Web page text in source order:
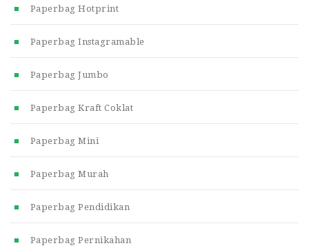
Paperbag Hotprint
Paperbag Instagramable
Paperbag Jumbo
Paperbag Kraft Coklat
Paperbag Mini
Paperbag Murah
Paperbag Pendidikan
Paperbag Pernikahan